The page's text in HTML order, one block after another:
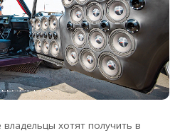
хотят получить в